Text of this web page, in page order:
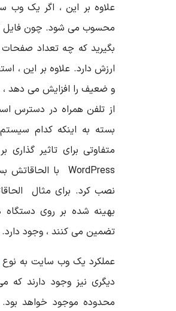
علاوه بر این ، اگر یک
محسوب می شود. چون فایل
بگیرید که چه تعداد صفحات
ارزش دارد. علاوه بر این ،
و ضعیف را افزایش می دهد ،
از تلفن همراه در دسترس
بسته به اینکه کدام
متفاوتی برای تاثیر
WordPress با الحاقاتش
نصب کرد. برای مثال
بهینه شده بر روی
تضمین می کنند ، وجود دارد.
عملکرد یک وب سایت به نوع
دیگری نیز وجود دارند که
محدوده موجود خواهد